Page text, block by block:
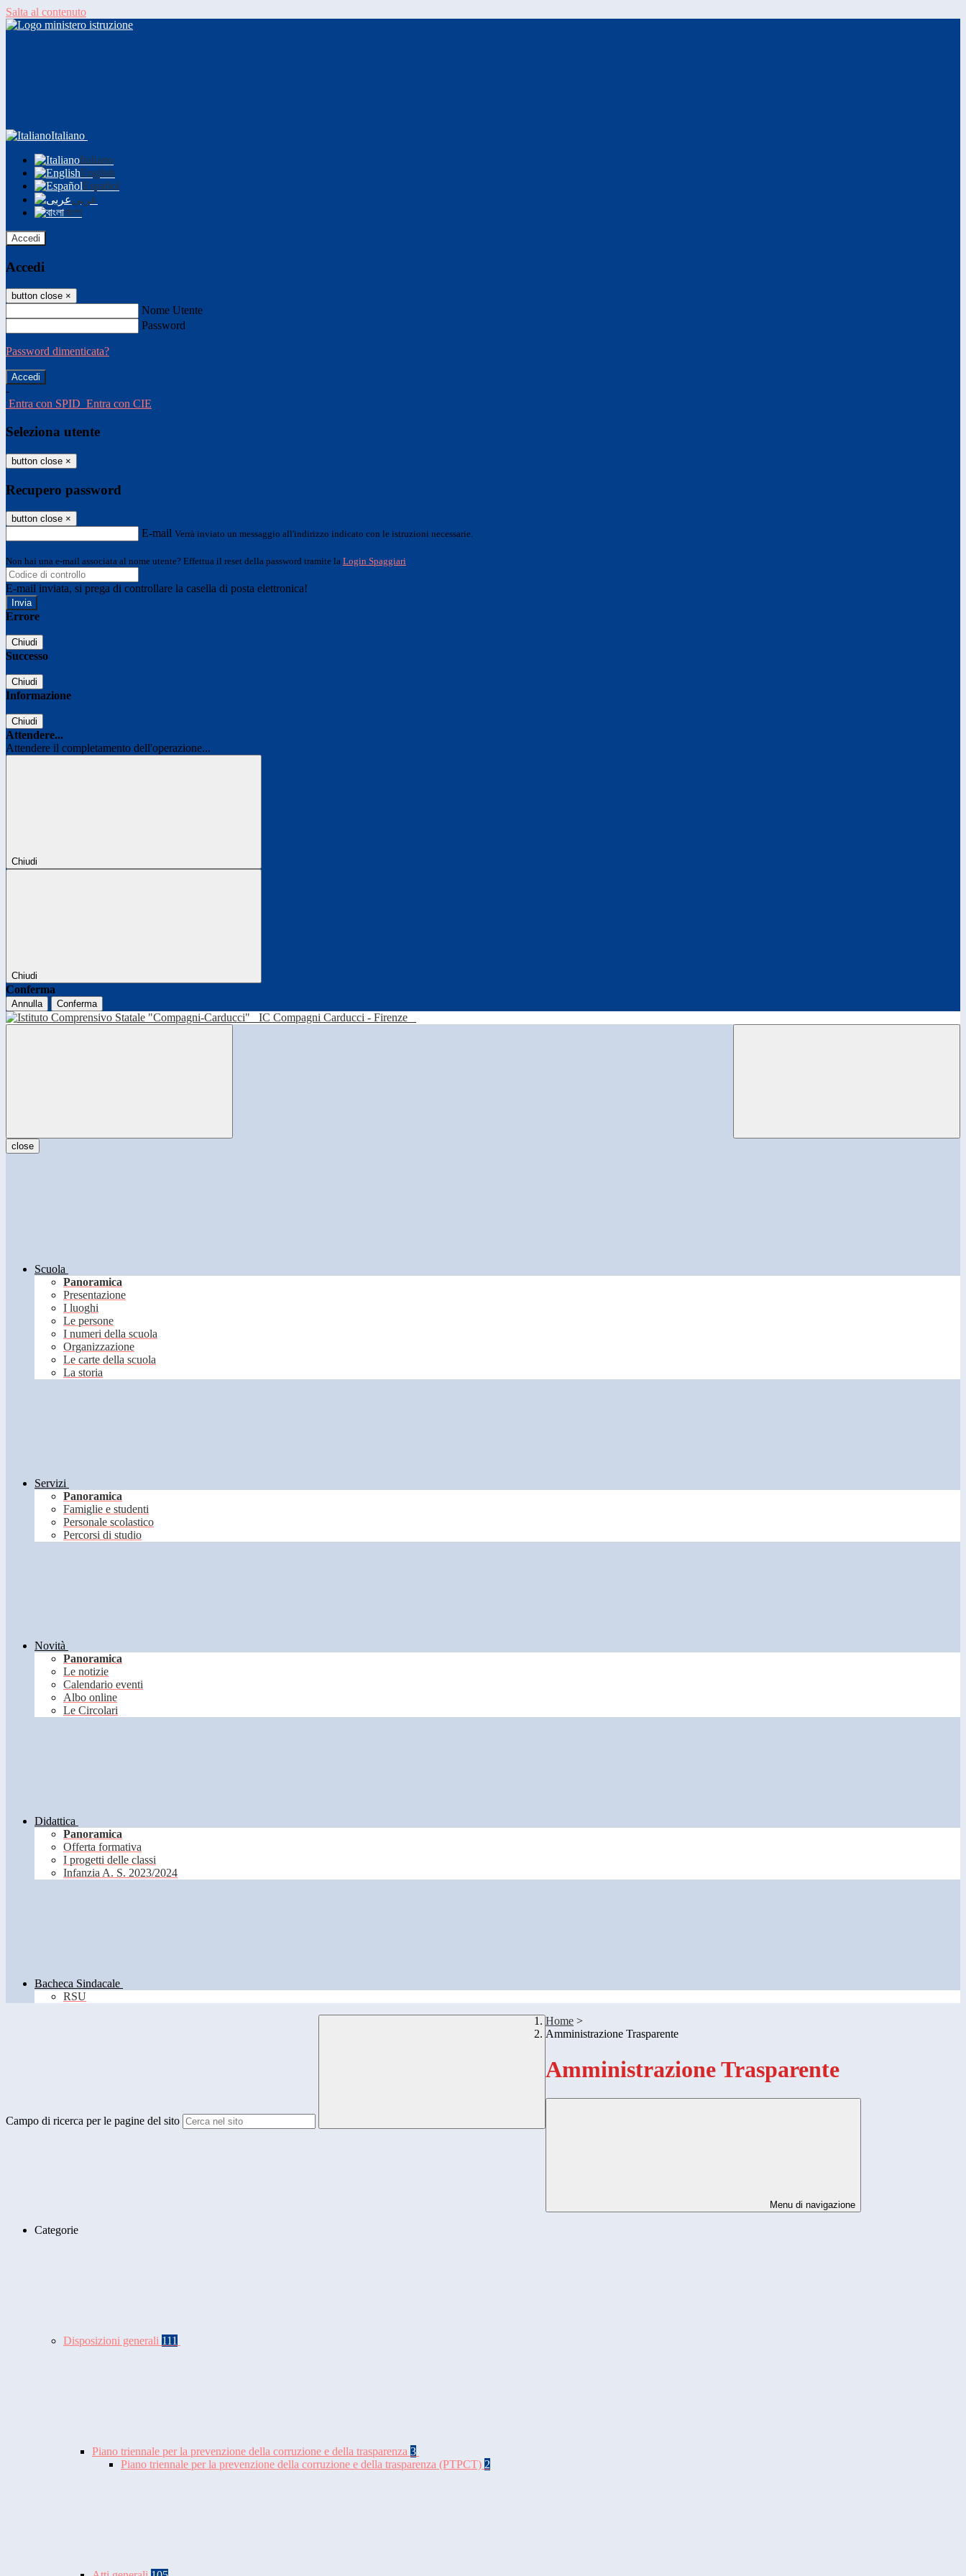
Salta al contenuto
Italiano
Italiano
English
Español
عربى
বাংলা
Accedi
Accedi
button close ×
Nome Utente
Password
Password dimenticata?
-
Entra con SPID Entra con CIE
Seleziona utente
button close ×
Recupero password
button close ×
E-mail Verrà inviato un messaggio all'indirizzo indicato con le istruzioni necessarie.
Non hai una e-mail associata al nome utente? Effettua il reset della password tramite la Login Spaggiari
E-mail inviata, si prega di controllare la casella di posta elettronica!
Errore
Chiudi
Successo
Chiudi
Informazione
Chiudi
Attendere...
Attendere il completamento dell'operazione...
Chiudi
Chiudi
Conferma
Annulla Conferma
IC Compagni Carducci - Firenze
close
Scuola
Panoramica
Presentazione
I luoghi
Le persone
I numeri della scuola
Organizzazione
Le carte della scuola
La storia
Servizi
Panoramica
Famiglie e studenti
Personale scolastico
Percorsi di studio
Novità
Panoramica
Le notizie
Calendario eventi
Albo online
Le Circolari
Didattica
Panoramica
Offerta formativa
I progetti delle classi
Infanzia A. S. 2023/2024
Bacheca Sindacale
RSU
Campo di ricerca per le pagine del sito
Home >
Amministrazione Trasparente
Amministrazione Trasparente
Menu di navigazione
Categorie
Disposizioni generali 111
Piano triennale per la prevenzione della corruzione e della trasparenza 3
Piano triennale per la prevenzione della corruzione e della trasparenza (PTPCT) 2